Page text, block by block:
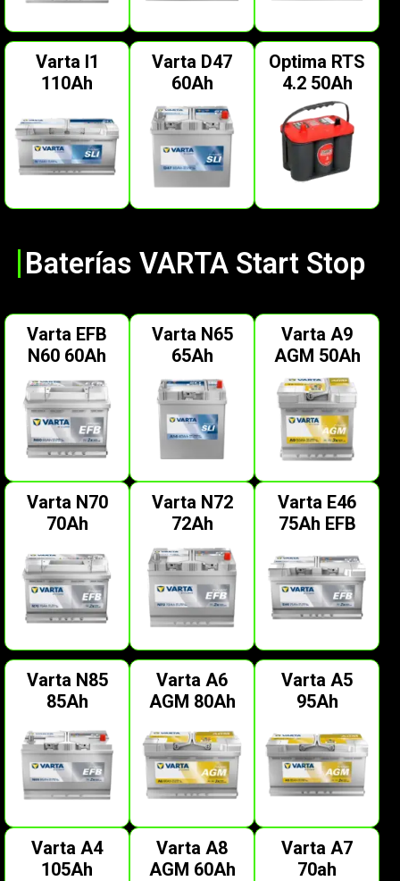
Varta I1
110Ah
Varta D47
60Ah
Optima RTS
4.2 50Ah
Baterías VARTA Start Stop
Varta EFB
N60 60Ah
Varta N65
65Ah
Varta A9
AGM 50Ah
Varta N70
70Ah
Varta N72
72Ah
Varta E46
75Ah EFB
Varta N85
85Ah
Varta A6
AGM 80Ah
Varta A5
95Ah
Varta A4
105Ah
Varta A8
AGM 60Ah
Varta A7
70ah